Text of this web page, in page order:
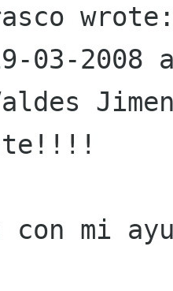
03-2008
con mi